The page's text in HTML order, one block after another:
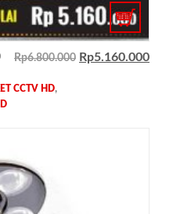
Rp6.800.000 Rp5.160.000
CCTV HD,